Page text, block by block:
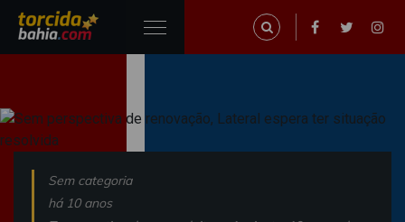
Sem categoria
há 10 anos